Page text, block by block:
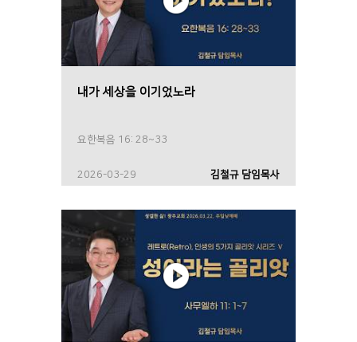
내가 세상을 이기었노라
요한복음 16: 28~33
2026-03-29 김철규 담임목사